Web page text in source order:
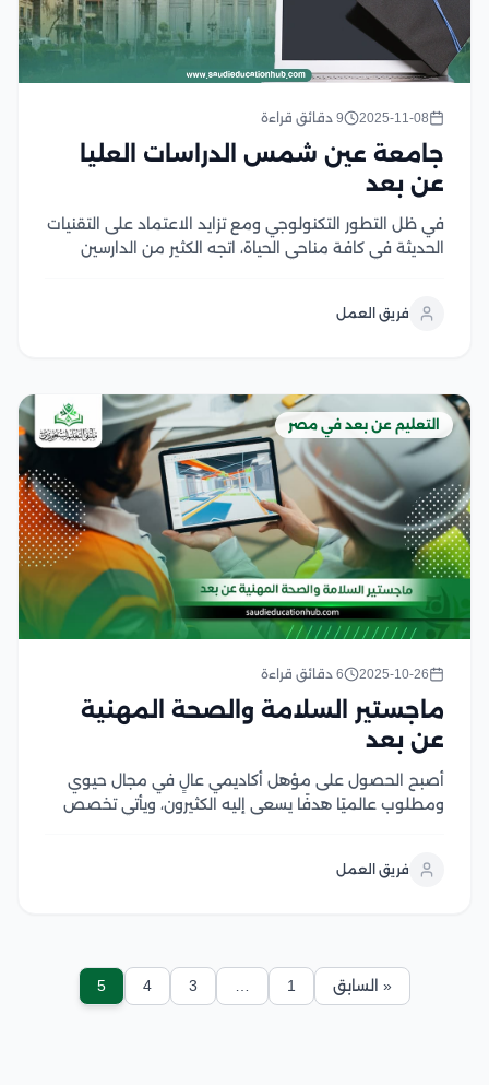
2025-11-08 9 دقائق قراءة
جامعة عين شمس الدراسات العليا
عن بعد
في ظل التطور التكنولوجي ومع تزايد الاعتماد على التقنيات
الحديثة في كافة مناحي الحياة، اتجه الكثير من الدارسين
المصرية التي اهتمت بالتعليم...
فريق العمل
التعليم عن بعد في مصر
2025-10-26 6 دقائق قراءة
ماجستير السلامة والصحة المهنية
عن بعد
أصبح الحصول على مؤهل أكاديمي عالٍ في مجال حيوي
ومطلوب عالميًا هدفًا يسعى إليه الكثيرون، ويأتي تخصص
السلامة والصحة المهنية عن بعد كحل مثالي، خاصة...
فريق العمل
« السابق 1
3
4
5